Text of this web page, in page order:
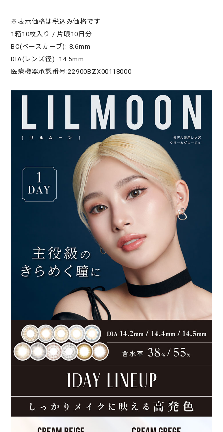
※表示価格は税込み価格です
1箱10枚入り / 片眼10日分
BC(ベースカーブ): 8.6mm
DIA(レンズ径): 14.5mm
医療機器承認番号:22900BZX00118000